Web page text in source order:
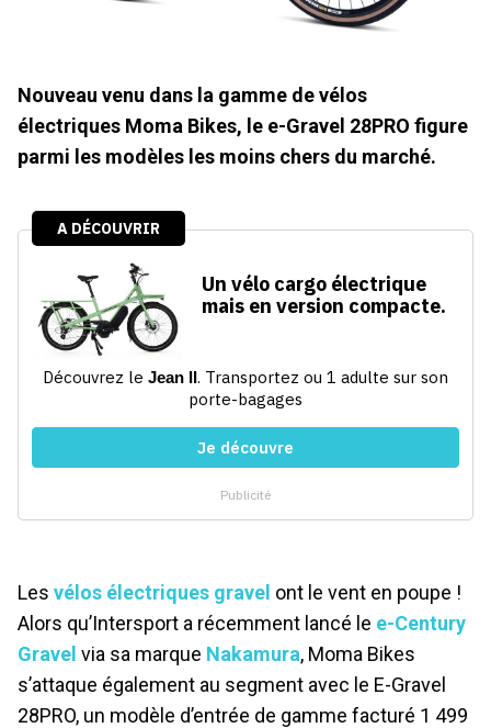
Nouveau venu dans la gamme de vélos
électriques Moma Bikes, le e-Gravel 28PRO figure
parmi les modèles les moins chers du marché.
Les vélos électriques gravel ont le vent en poupe !
Alors qu’Intersport a récemment lancé le e-Century
Gravel via sa marque Nakamura, Moma Bikes
s’attaque également au segment avec le E-Gravel
28PRO, un modèle d’entrée de gamme facturé 1 499